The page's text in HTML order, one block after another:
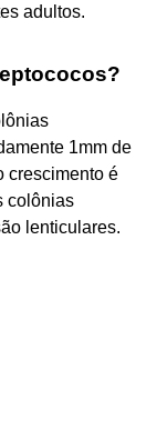
adultos.
1mm de
crescimento é
colônias
lenticulares.